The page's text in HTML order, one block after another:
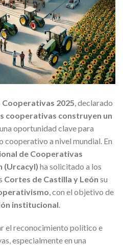
Cooperativas 2025 , declarado
cooperativas construyen un
una oportunidad clave para
a nivel mundial. En
de Cooperativas
(Urcacyl) ha solicitado a los
Cortes de Castilla y León su
, con el objetivo de
institucional
el reconocimiento político e
especialmente en una